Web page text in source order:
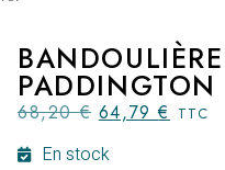
68,20€ 64,79€ TTC
En stock